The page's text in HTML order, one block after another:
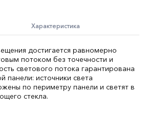
Характеристика
достигается равномерно
потоком без точечности и
светового потока гарантирована
панели: источники света
по периметру панели и светят в
стекла.